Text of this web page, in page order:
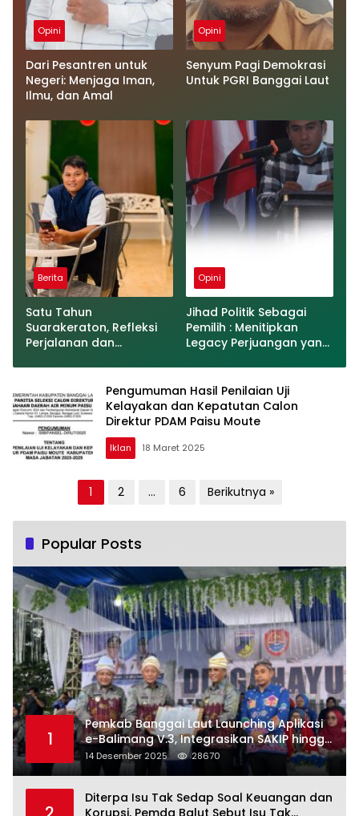
Opini
Dari Pesantren untuk
Negeri: Menjaga Iman,
Ilmu, dan Amal
Opini
Senyum Pagi Demokrasi
Untuk PGRI Banggai Laut
Berita
Satu Tahun
Suarakeraton, Refleksi
Perjalanan dan
di Era Digital
Opini
Jihad Politik Sebagai
Pemilih : Menitipkan
Legacy Perjuangan yang
Pengumuman Hasil Penilaian Uji
Kelayakan dan Kepatutan Calon
Direktur PDAM Paisu Moute
Iklan 18 Maret 2025
pos
1 2 … 6 Berikutnya »
Popular Posts
1
Pemkab Banggai Laut Launching Aplikasi
e-Balimang V.3, Integrasikan SAKIP hingga
Satu Data Layanan Publik
14 Desember 2025 28670
Diterpa Isu Tak Sedap Soal Keuangan dan